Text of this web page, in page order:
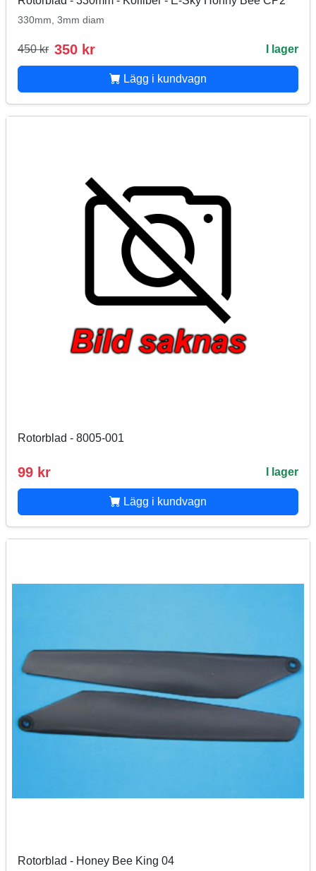
330mm, 3mm diam
450 kr 350 kr I lager
Lägg i kundvagn
Rotorblad - 8005-001
99 kr I lager
Lägg i kundvagn
Rotorblad - Honey Bee King 04